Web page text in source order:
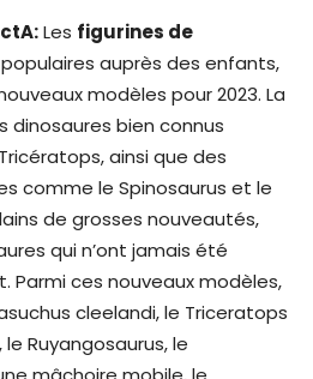
Les figurines de
auprès des enfants,
modèles pour 2023. La
bien connus
ainsi que des
comme le Spinosaurus et le
de grosses nouveautés,
qui n’ont jamais été
Parmi ces nouveaux modèles,
cleelandi, le Triceratops
le Ruyangosaurus, le